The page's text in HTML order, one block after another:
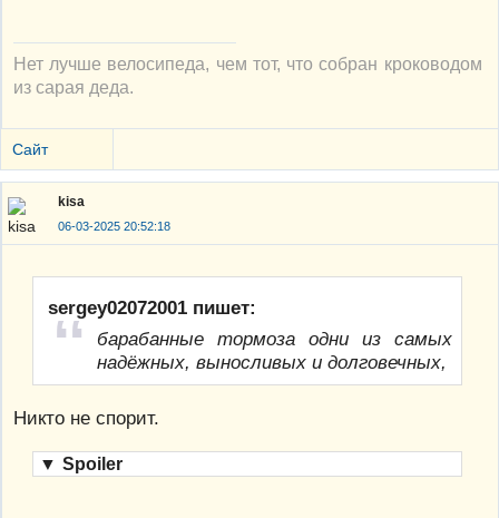
Нет лучше велосипеда, чем тот, что собран кроководом
из сарая деда.
Сайт
kisa
06-03-2025 20:52:18
sergey02072001 пишет:
барабанные тормоза одни из самых
надёжных, выносливых и долговечных,
Никто не спорит.
▼ Spoiler